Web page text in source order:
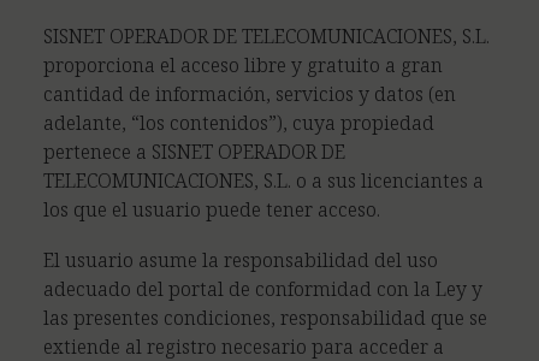
SISNET OPERADOR DE TELECOMUNICACIONES, S.L.
proporciona el acceso libre y gratuito a gran
cantidad de información, servicios y datos (en
adelante, “los contenidos”), cuya propiedad
pertenece a SISNET OPERADOR DE
TELECOMUNICACIONES, S.L. o a sus licenciantes a
los que el usuario puede tener acceso.
El usuario asume la responsabilidad del uso
adecuado del portal de conformidad con la Ley y
las presentes condiciones, responsabilidad que se
extiende al registro necesario para acceder a